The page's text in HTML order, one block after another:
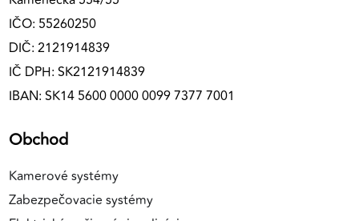
IČO: 55260250
DIČ: 2121914839
IČ DPH: SK2121914839
IBAN: SK14 5600 0000 0099 7377 7001
Obchod
Kamerové systémy
Zabezpečovacie systémy